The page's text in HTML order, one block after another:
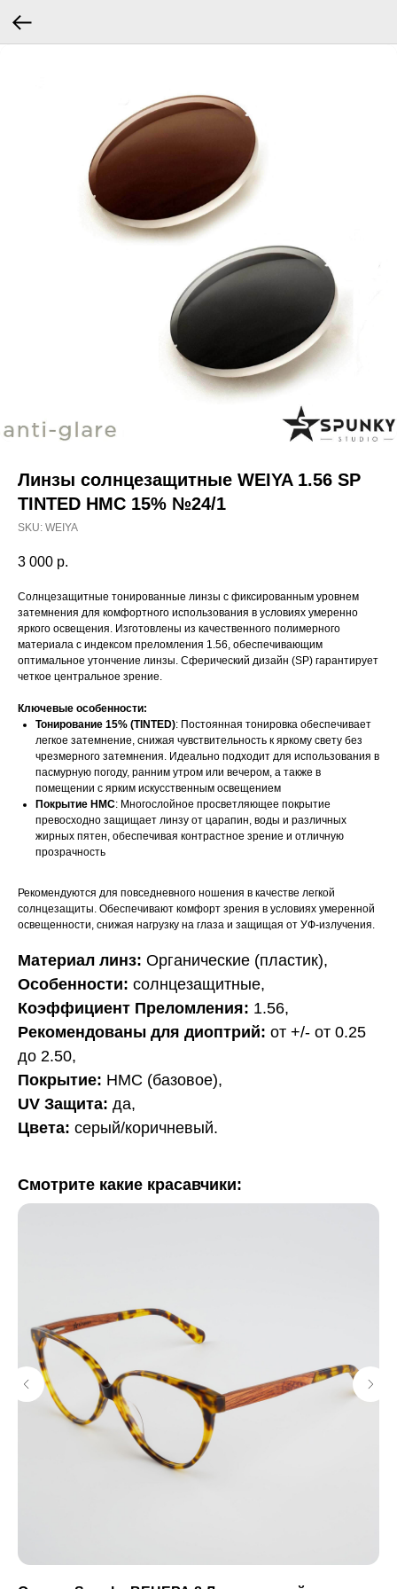
Линзы солнцезащитные WEIYA 1.56 SP
TINTED HMC 15% №24/1
SKU: WEIYA
3 000 р.
Солнцезащитные тонированные линзы с фиксированным уровнем
затемнения для комфортного использования в условиях умеренно
яркого освещения. Изготовлены из качественного полимерного
материала с индексом преломления 1.56, обеспечивающим
оптимальное утончение линзы. Сферический дизайн (SP) гарантирует
четкое центральное зрение.
Ключевые особенности:
Тонирование 15% (TINTED): Постоянная тонировка обеспечивает
легкое затемнение, снижая чувствительность к яркому свету без
чрезмерного затемнения. Идеально подходит для использования в
пасмурную погоду, ранним утром или вечером, а также в
помещении с ярким искусственным освещением
Покрытие HMC: Многослойное просветляющее покрытие
превосходно защищает линзу от царапин, воды и различных
жирных пятен, обеспечивая контрастное зрение и отличную
прозрачность
Рекомендуются для повседневного ношения в качестве легкой
солнцезащиты. Обеспечивают комфорт зрения в условиях умеренной
освещенности, снижая нагрузку на глаза и защищая от УФ-излучения.
Материал линз: Органические (пластик),
Особенности: солнцезащитные,
Коэффициент Преломления: 1.56,
Рекомендованы для диоптрий: от +/- от 0.25
до 2.50,
Покрытие: HMC (базовое),
UV Защита: да,
Цвета: серый/коричневый.
Смотрите какие красавчики: